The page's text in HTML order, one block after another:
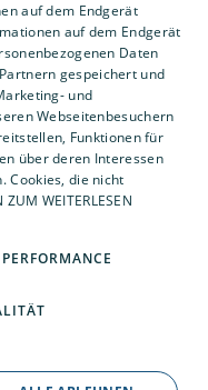
auf dem Endgerät
auf dem Endgerät
Daten
gespeichert und
und
Webseitenbesuchern
Funktionen für
über deren Interessen
Cookies, die nicht
WEITERLESEN
PERFORMANCE